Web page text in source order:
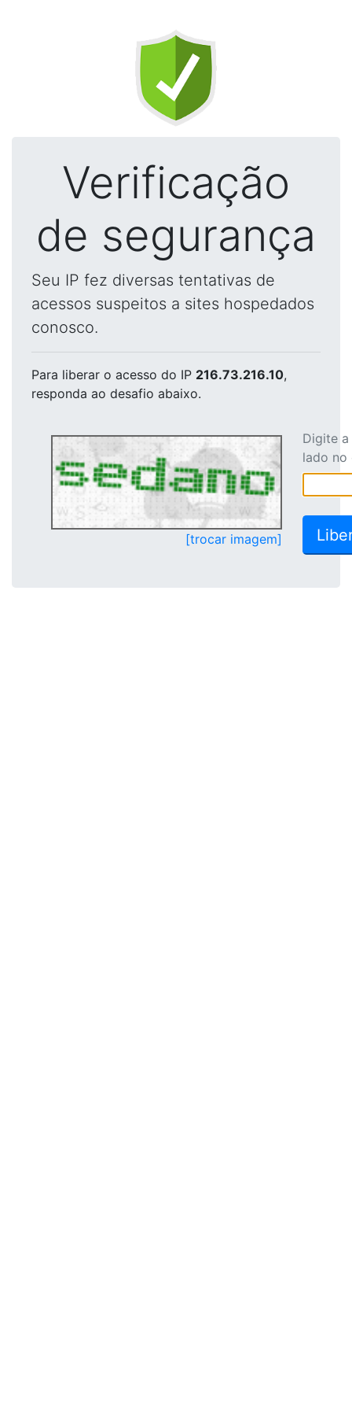
Verificação
de segurança
Seu IP fez diversas tentativas de
acessos suspeitos a sites hospedados
conosco.
Para liberar o acesso do IP 216.73.216.10,
responda ao desafio abaixo.
[trocar imagem]
Digite
lado no